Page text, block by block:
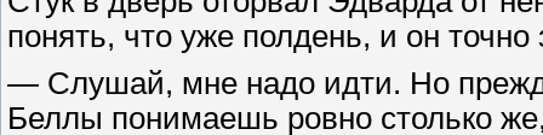
понять, что уже полдень, и он
— Слушай, мне надо идти. Но
Беллы понимаешь ровно столько